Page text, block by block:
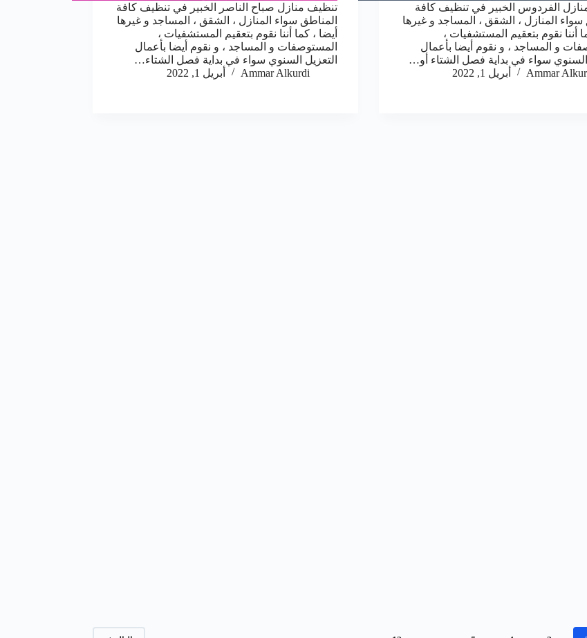
الفردوس الخبير في تنظيف كافة
سواء المنازل ، الشقق ، المساجد و غيرها
أننا نقوم بتعقيم المستشفيات ،
و المساجد ، و نقوم أيضا بأعمال
السنوي سواء في بداية فصل الشتاء أو…
Ammar
أبريل 1, 2022
تنظيف منازل صباح الناصر الخبير في تنظيف كافة
المناطق سواء المنازل ، الشقق ، المساجد و غيرها
أيضا ، كما أننا نقوم بتعقيم المستشفيات ،
المستوصفات و المساجد ، و نقوم أيضا بأعمال
التعزيل السنوي سواء في بداية فصل الشتاء…
Ammar Alkurdi
أبريل 1, 2022